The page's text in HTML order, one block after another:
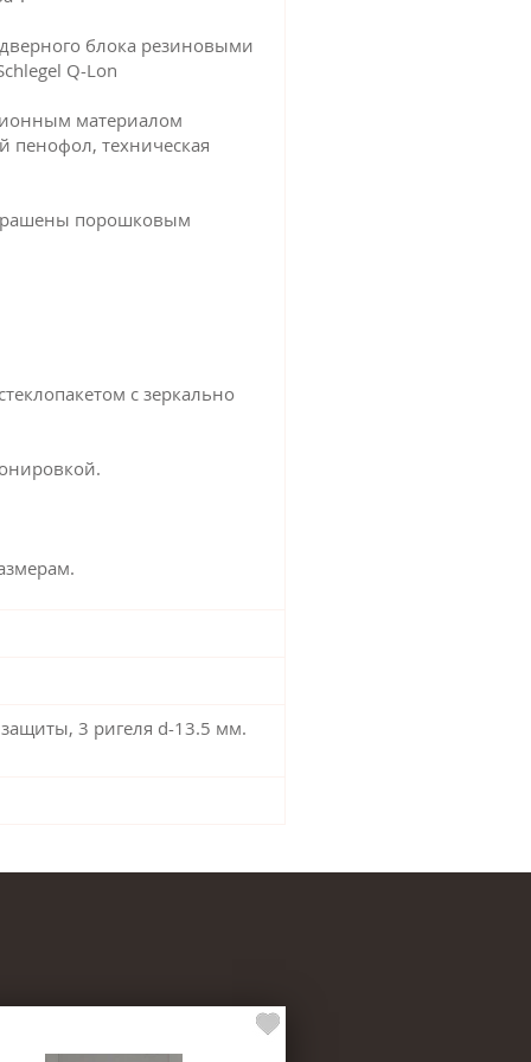
блока резиновыми
Q-Lon
материалом
пенофол, техническая
порошковым
с зеркально
3 ригеля d-13.5 мм.